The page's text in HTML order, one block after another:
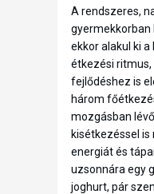
A rendszeres,
gyermekkorban
ekkor alakul ki
étkezési
fejlődéshez is
három
mozgásban
kisétkezéssel
energiát és
uzsonnára egy
joghurt, pár